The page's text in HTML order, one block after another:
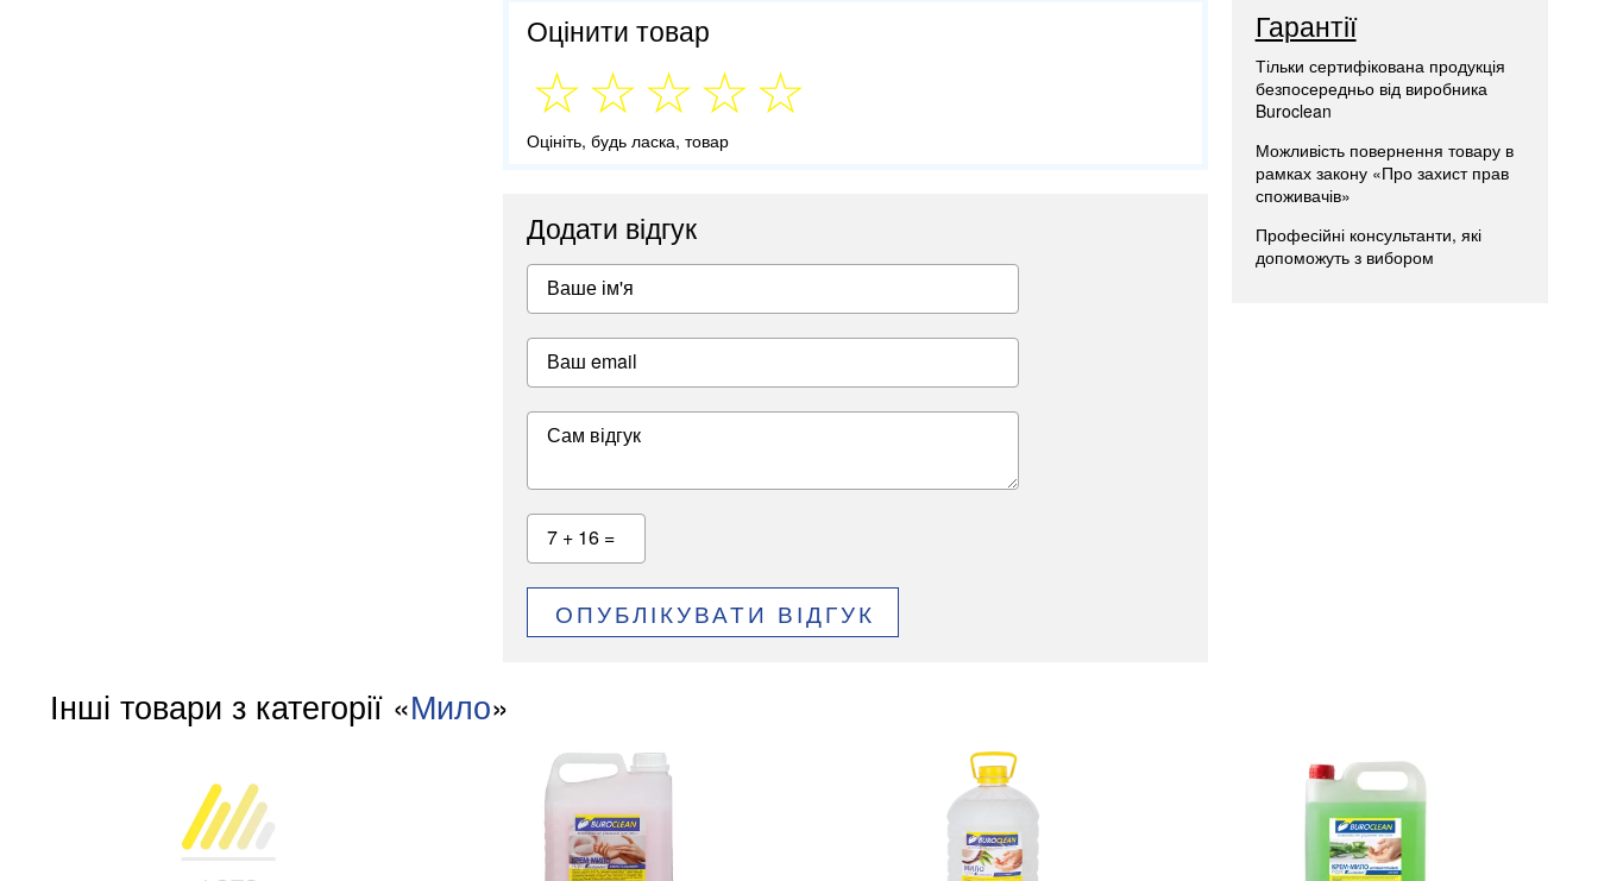
Оцінити товар
Оцініть, будь ласка, товар
Додати відгук
Ваше ім'я
Ваш email
Сам відгук
7 + 16 =
ОПУБЛІКУВАТИ ВІДГУК
Гарантії
Тільки сертифікована продукція
безпосередньо від виробника
Buroclean
Можливість повернення товару в
рамках закону «Про захист прав
споживачів»
Професійні консультанти, які
допоможуть з вибором
Інші товари з категорії «Мило»